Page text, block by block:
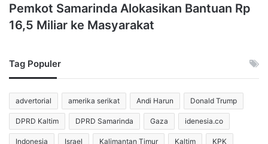
Pemkot Samarinda Alokasikan Bantuan Rp
16,5 Miliar ke Masyarakat
Tag Populer
advertorial amerika serikat Andi Harun Donald Trump
DPRD Kaltim DPRD Samarinda Gaza idenesia.co
Indonesia Israel Kalimantan Timur Kaltim KPK